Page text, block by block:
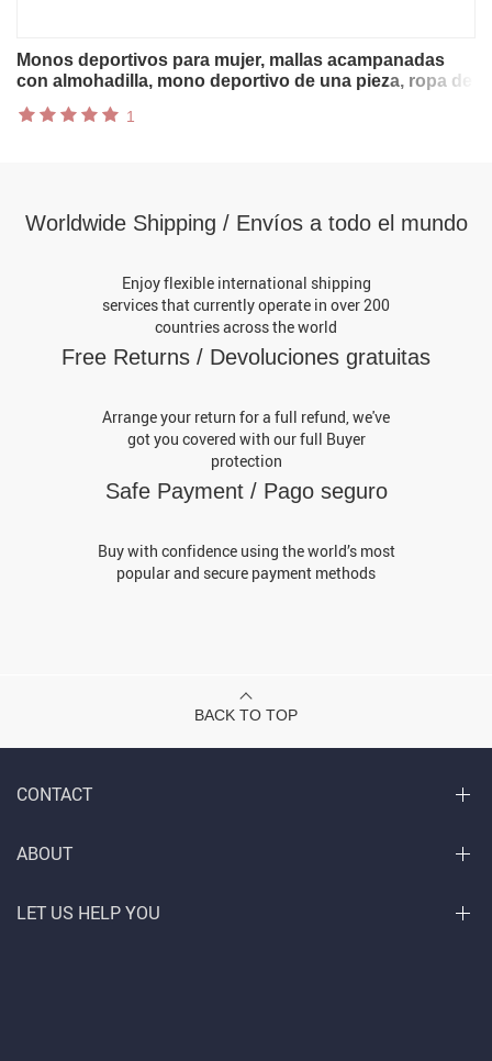
Monos deportivos para mujer, mallas acampanadas
con almohadilla, mono deportivo de una pieza, ropa de
deportiva
1
Worldwide Shipping / Envíos a todo el mundo
Enjoy flexible international shipping
services that currently operate in over 200
countries across the world
Free Returns / Devoluciones gratuitas
Arrange your return for a full refund, we've
got you covered with our full Buyer
protection
Safe Payment / Pago seguro
Buy with confidence using the world’s most
popular and secure payment methods
BACK TO TOP
CONTACT
ABOUT
LET US HELP YOU